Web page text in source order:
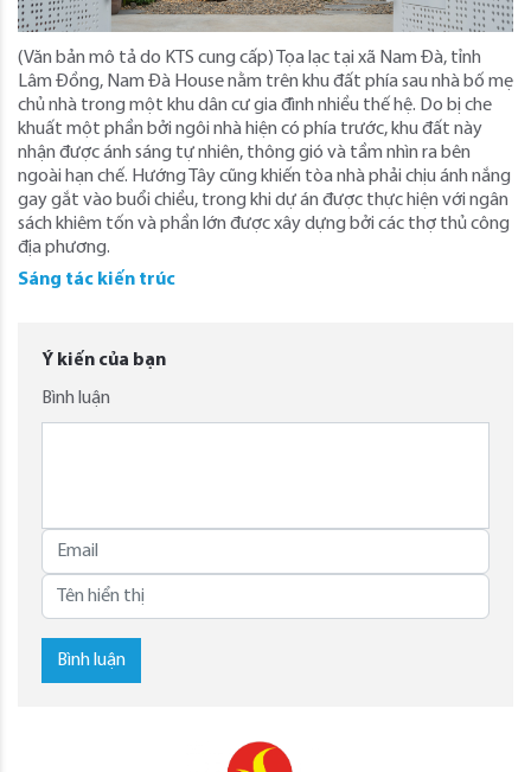
(Văn bản mô tả do KTS cung cấp) Tọa lạc tại xã Nam Đà, tỉnh
Lâm Đồng, Nam Đà House nằm trên khu đất phía sau nhà bố mẹ
chủ nhà trong một khu dân cư gia đình nhiều thế hệ. Do bị che
khuất một phần bởi ngôi nhà hiện có phía trước, khu đất này
nhận được ánh sáng tự nhiên, thông gió và tầm nhìn ra bên
ngoài hạn chế. Hướng Tây cũng khiến tòa nhà phải chịu ánh nắng
gay gắt vào buổi chiều, trong khi dự án được thực hiện với ngân
sách khiêm tốn và phần lớn được xây dựng bởi các thợ thủ công
địa phương.
Sáng tác kiến trúc
Ý kiến của bạn
Bình luận
Bình luận